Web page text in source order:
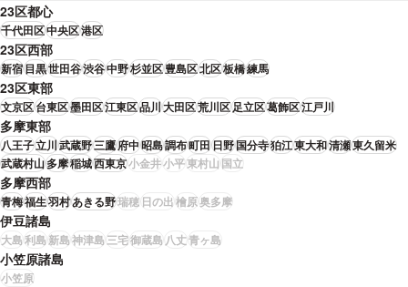
23区都心
千代田区中央区港区
23区西部
新宿目黒世田谷渋谷中野杉並区豊島区北区板橋練馬
23区東部
文京区台東区墨田区江東区品川大田区荒川区足立区葛飾区江戸川
多摩東部
八王子立川武蔵野三鷹府中昭島調布町田日野国分寺狛江東大和清瀬東久留米
武蔵村山多摩稲城西東京小金井小平東村山 国立
多摩西部
青梅福生羽村あきる野瑞穂 日の出檜原奥多摩
伊豆諸島
大島利島新島神津島三宅御蔵島 八丈青ヶ島
小笠原諸島
小笠原